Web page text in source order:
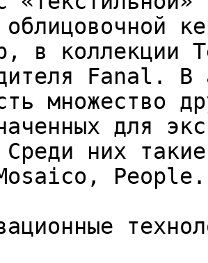
облицовочной
в коллекции
Fanal. В
множество
для
Среди них
People.